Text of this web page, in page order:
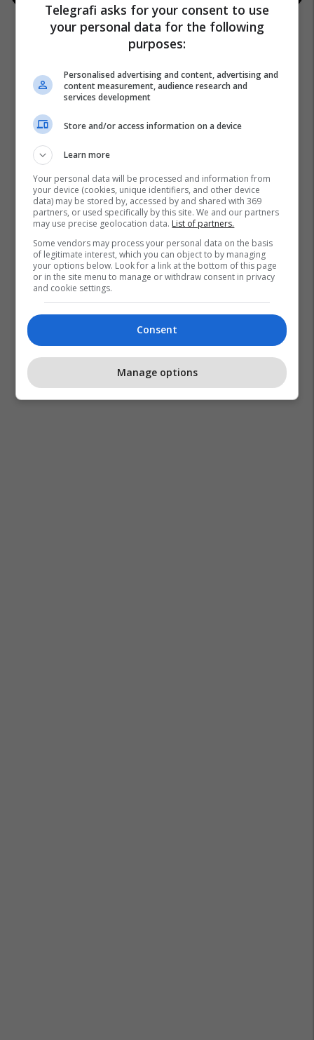
Telegrafi asks for your consent to use
your personal data for the following
purposes:
Personalised advertising and content, advertising and
content measurement, audience research and
services development
Store and/or access information on a device
Learn more
Your personal data will be processed and information from
your device (cookies, unique identifiers, and other device
data) may be stored by, accessed by and shared with 369
partners, or used specifically by this site. We and our partners
may use precise geolocation data. List of partners.
Some vendors may process your personal data on the basis
of legitimate interest, which you can object to by managing
your options below. Look for a link at the bottom of this page
or in the site menu to manage or withdraw consent in privacy
and cookie settings.
Consent
Manage options